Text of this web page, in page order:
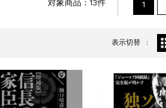
1
対象商品：13件
表示切替